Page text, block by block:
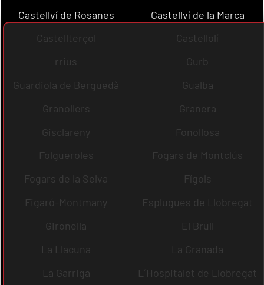
Castellví de Rosanes
Castellví de la Marca
Castellterçol
Castellolí
rrius
Gurb
Guardiola de Berguedà
Gualba
Granollers
Granera
Gisclareny
Fonollosa
Folgueroles
Fogars de Montclús
Fogars de la Selva
Fígols
Figaró-Montmany
Esplugues de Llobregat
Gironella
El Brull
La Llacuna
La Granada
La Garriga
L´Hospitalet de Llobregat